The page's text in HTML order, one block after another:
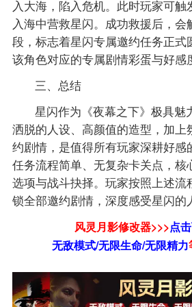
入大海，陷入危机。此时玩家可触
入海中营救星闪。成功救援后，会
段，标志着星闪专属邀约任务正式
该角色对应的专属剧情彩蛋与好感
三、总结
星闪作为《夜幕之下》极具魅
洒脱的人设、高颜值的造型，加上
约剧情，是值得所有玩家深耕好感
任务流程简单、无复杂卡关点，核
选项与战斗抉择。玩家按照上述流
锁全部邀约剧情，深度感受星闪的
风灵月影修改器>>>点
无敌模式/无限生命/无限精力